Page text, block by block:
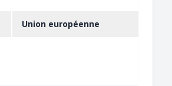
Union européenne